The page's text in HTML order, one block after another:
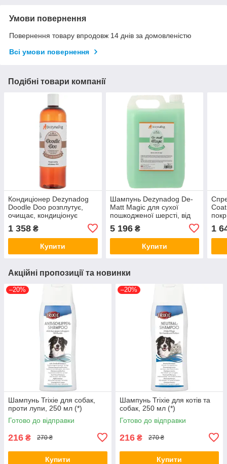
Умови повернення
Повернення товару впродовж 14 днів за домовленістю
Всі умови повернення
Подібні товари компанії
Кондиціонер Dezynadog
Doodle Doo розплутує,
очищає, кондиціонує
метисів породи Doodle
450 мл (*)
1 358 ₴
Купити
Шампунь Dezynadog De-
Matt Magic для сухої
пошкодженої шерсті, від
ковтунів, зволоження для
довгошерстних порід 5 л
(*)
5 196₴
Купити
1
Акційні пропозиції та новинки
–20%
Шампунь Trixie для собак,
проти лупи, 250 мл (*)
Готово до відправки
216 ₴ 270 ₴
Купити
–20%
Шампунь Trixie для котів та
собак, 250 мл (*)
Готово до відправки
216 ₴ 270 ₴
Купити